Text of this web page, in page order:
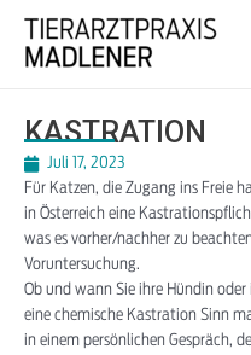
KASTRATION
Juli 17, 2023
Für Katzen, die Zugang ins Freie
in Österreich eine
was es vorher/nachher zu
Voruntersuchung.
Ob und wann Sie ihre Hündin
eine chemische Kastration Sinn
in einem persönlichen Gespräch,